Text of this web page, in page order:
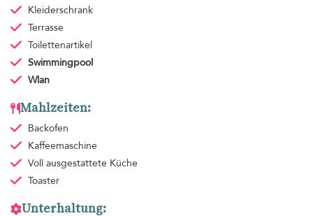
Kleiderschrank
Terrasse
Toilettenartikel
Swimmingpool
Wlan
Mahlzeiten:
Backofen
Kaffeemaschine
Voll ausgestattete Küche
Toaster
Unterhaltung: